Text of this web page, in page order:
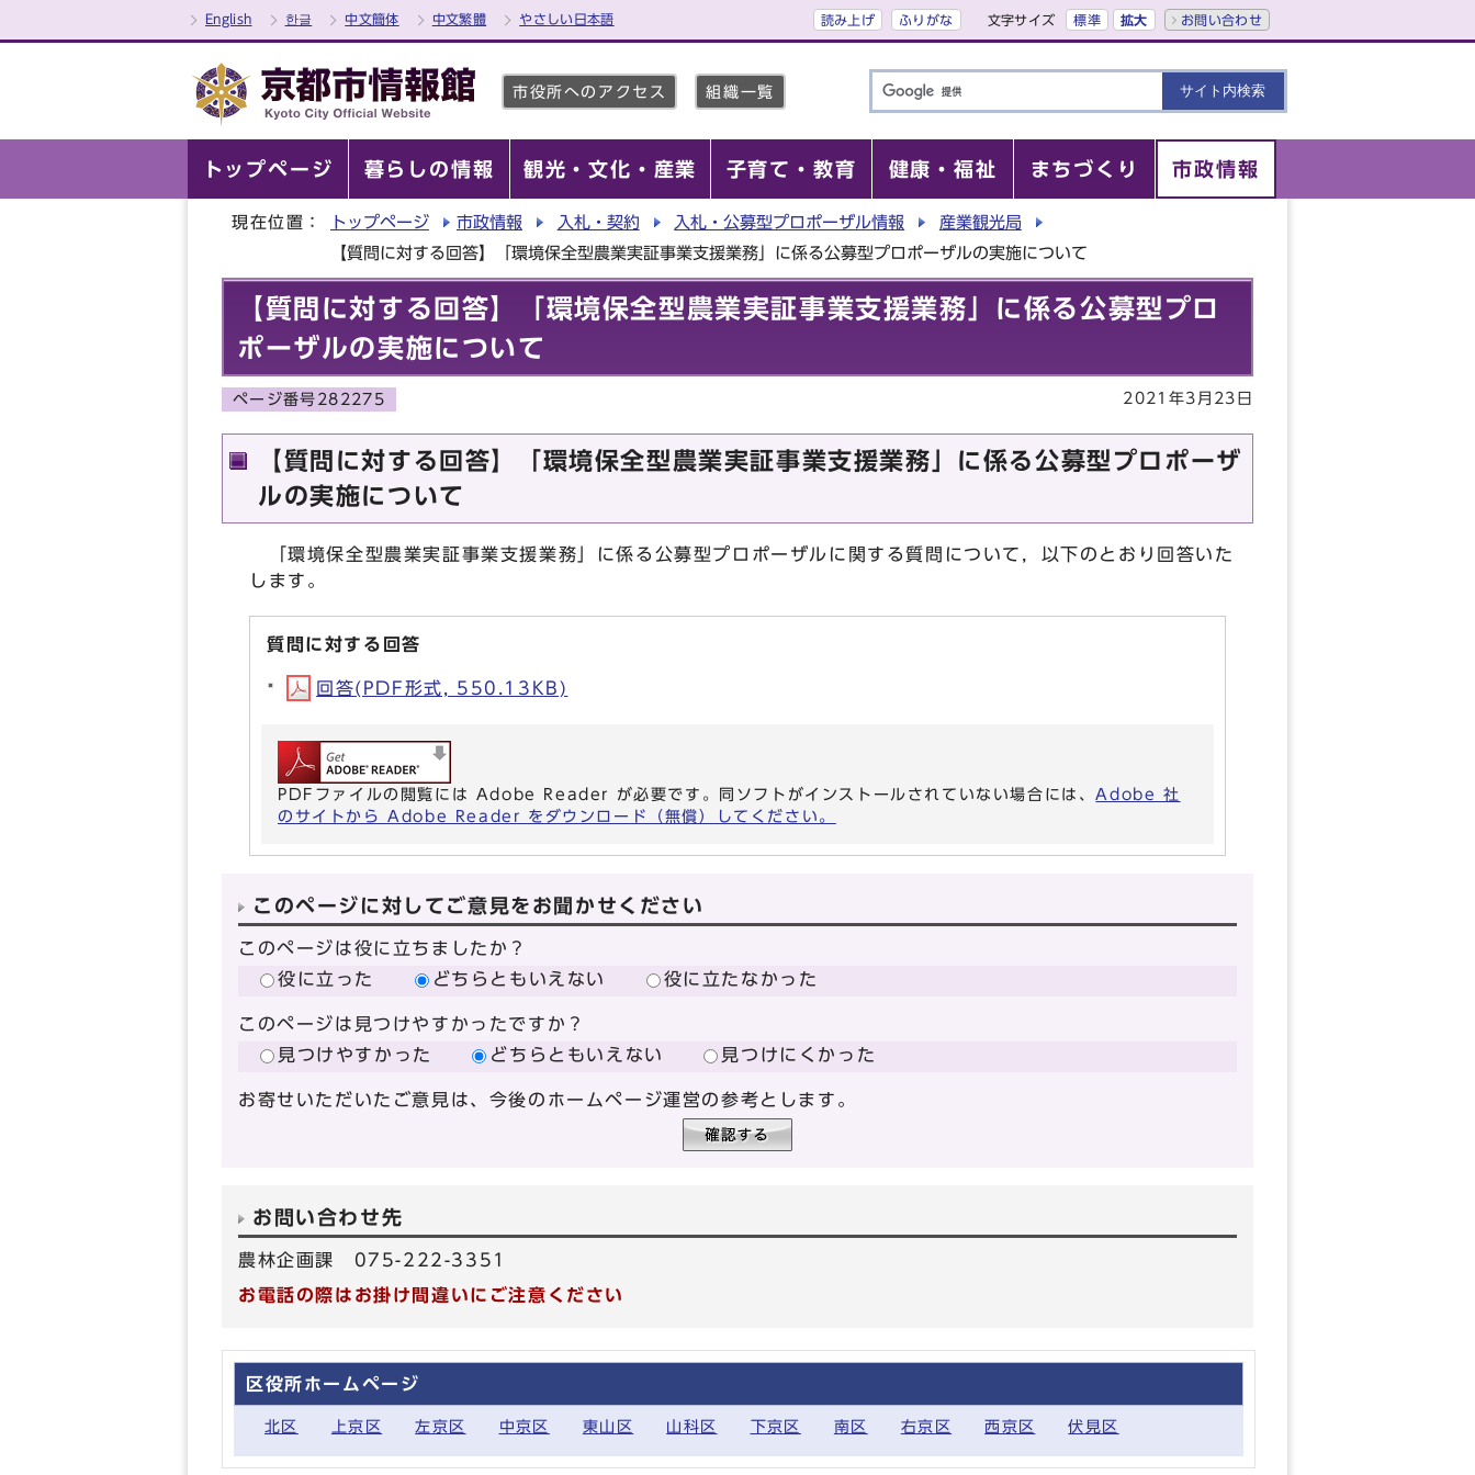
English 한글 中文簡体 中文繁體 やさしい日本語 読み上げ ふりがな 文字サイズ 標準 拡大 お問い合わせ
市役所へのアクセス 組織一覧
トップページ 暮らしの情報 観光・文化・産業 子育て・教育 健康・福祉 まちづくり 市政情報
現在位置： トップページ 市政情報 入札・契約 入札・公募型プロポーザル情報
産業観光局
【質問に対する回答】「環境保全型農業実証事業支援業務」に係る公募型プロポーザルの実施について
【質問に対する回答】「環境保全型農業実証事業支援業務」に係る公募型プロ
ポーザルの実施について
ページ番号282275 2021年3月23日
【質問に対する回答】「環境保全型農業実証事業支援業務」に係る公募型プロポーザ
ルの実施について
「環境保全型農業実証事業支援業務」に係る公募型プロポーザルに関する質問について，以下のとおり回答いた
します。
質問に対する回答
回答(PDF形式, 550.13KB)
PDFファイルの閲覧には Adobe Reader が必要です。同ソフトがインストールされていない場合には、Adobe 社
のサイトから Adobe Reader をダウンロード（無償）してください。
このページに対してご意見をお聞かせください
このページは役に立ちましたか？
役に立った
どちらともいえない 役に立たなかった
このページは見つけやすかったですか？
見つけやすかった
どちらともいえない 見つけにくかった
お寄せいただいたご意見は、今後のホームページ運営の参考とします。
お問い合わせ先
農林企画課 075-222-3351
お電話の際はお掛け間違いにご注意ください
区役所ホームページ
北区 上京区 左京区 中京区 東山区 山科区 下京区 南区 右京区 西京区 伏見区